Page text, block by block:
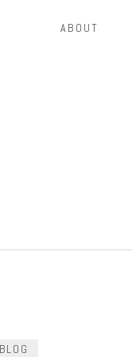
ABOUT
BLOG